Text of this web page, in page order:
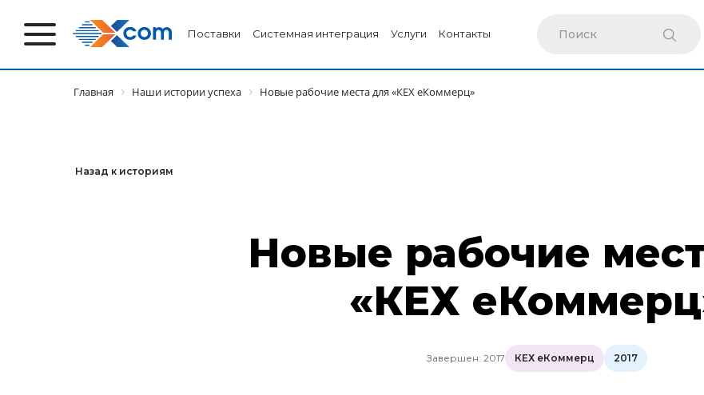
Поставки Системная интеграция Услуги Контакты
Главная Наши истории успеха Новые рабочие места для «КЕХ еКоммерц»
Назад к историям
Новые рабочие
«КЕХ
Завершен: 2017 КЕХ еКоммерц 2017